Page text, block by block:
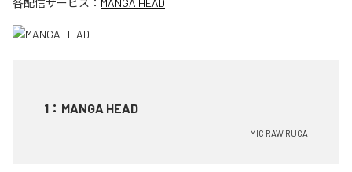
1 ： MANGA HEAD
MIC RAW RUGA